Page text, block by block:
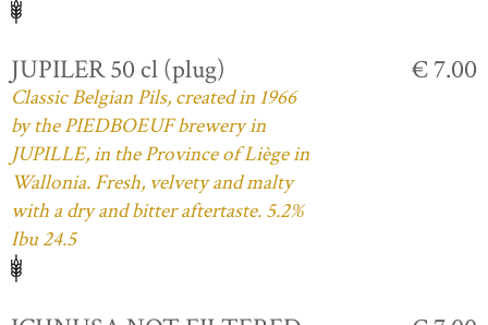
JUPILER 50 cl (plug)
Classic Belgian Pils, created in 1966
by the PIEDBOEUF brewery in
JUPILLE, in the Province of Liège in
Wallonia. Fresh, velvety and malty
with a dry and bitter aftertaste. 5.2%
Ibu 24.5
€ 7.00